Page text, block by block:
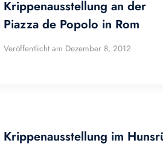
Krippenausstellung an der
Piazza de Popolo in Rom
Veröffentlicht am Dezember 8, 2012
Krippenausstellung im